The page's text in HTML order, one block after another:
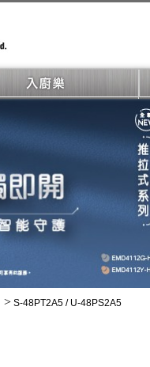
> S-48PT2A5 / U-48PS2A5